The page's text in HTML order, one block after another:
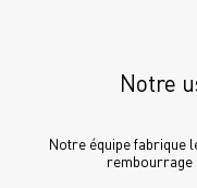
Notre
Notre équipe fabrique
rembourrage